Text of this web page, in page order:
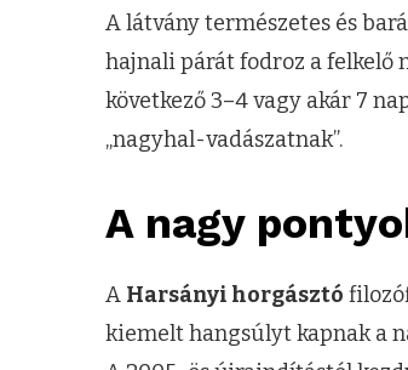
A látvány természetes és
hajnali párát fodroz a felkelő
következő 3–4 vagy akár 7
„nagyhal-vadászatnak”.
A nagy
A Harsányi horgásztó
kiemelt hangsúlyt kapnak a